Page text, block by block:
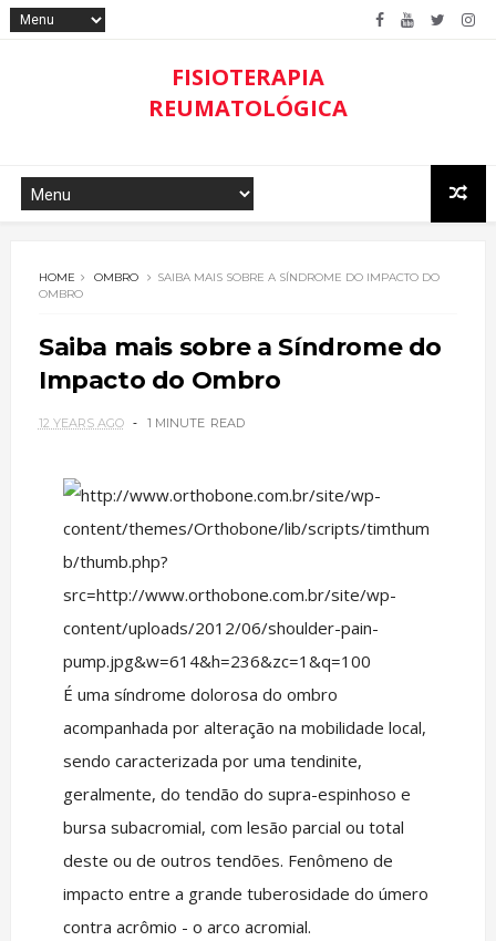
FISIOTERAPIA
REUMATOLÓGICA
HOME OMBRO
SAIBA MAIS SOBRE A SÍNDROME DO IMPACTO DO
OMBRO
Saiba mais sobre a Síndrome do
Impacto do Ombro
12 YEARS AGO 1 MINUTE READ
É uma síndrome dolorosa do ombro
acompanhada por alteração na mobilidade local,
sendo caracterizada por uma tendinite,
geralmente, do tendão do supra-espinhoso e
bursa subacromial, com lesão parcial ou total
deste ou de outros tendões. Fenômeno de
impacto entre a grande tuberosidade do úmero
contra acrômio - o arco acromial.